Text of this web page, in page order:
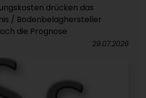
drücken das
/ Bodenbelaghersteller
die Prognose
29.07.2026